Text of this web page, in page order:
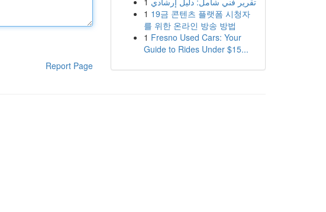
Report Page
1 19금 콘텐츠 플랫폼 시청자
를 위한 온라인 방송 방법
1 Fresno Used Cars: Your
Guide to Rides Under $15...